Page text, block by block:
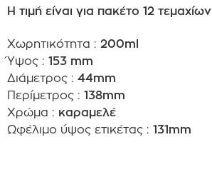
Η τιμή είναι για πακέτο 12 τεμαχίων
Χωρητικότητα : 200ml
Ύψος : 153 mm
Διάμετρος : 44mm
Περίμετρος : 138mm
Χρώμα : καραμελέ
Ωφέλιμο ύψος ετικέτας : 131mm